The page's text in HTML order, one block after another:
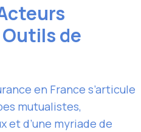
de
en France s’articule
mutualistes,
et d’une myriade de